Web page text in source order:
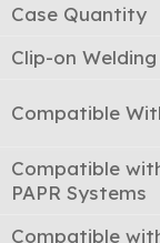
Case Quantity
Clip-on Welding
Compatible
Compatible
PAPR Systems
Compatible